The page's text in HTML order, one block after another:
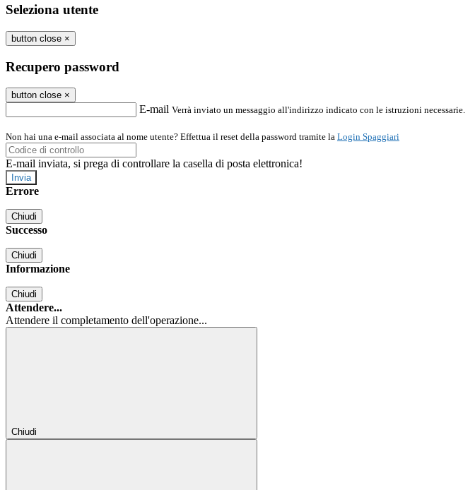
Seleziona utente
button close ×
Recupero password
button close ×
E-mail Verrà inviato un messaggio all'indirizzo indicato con le istruzioni necessarie.
Non hai una e-mail associata al nome utente? Effettua il reset della password tramite la Login Spaggiari
E-mail inviata, si prega di controllare la casella di posta elettronica!
Errore
Chiudi
Successo
Chiudi
Informazione
Chiudi
Attendere...
Attendere il completamento dell'operazione...
Chiudi